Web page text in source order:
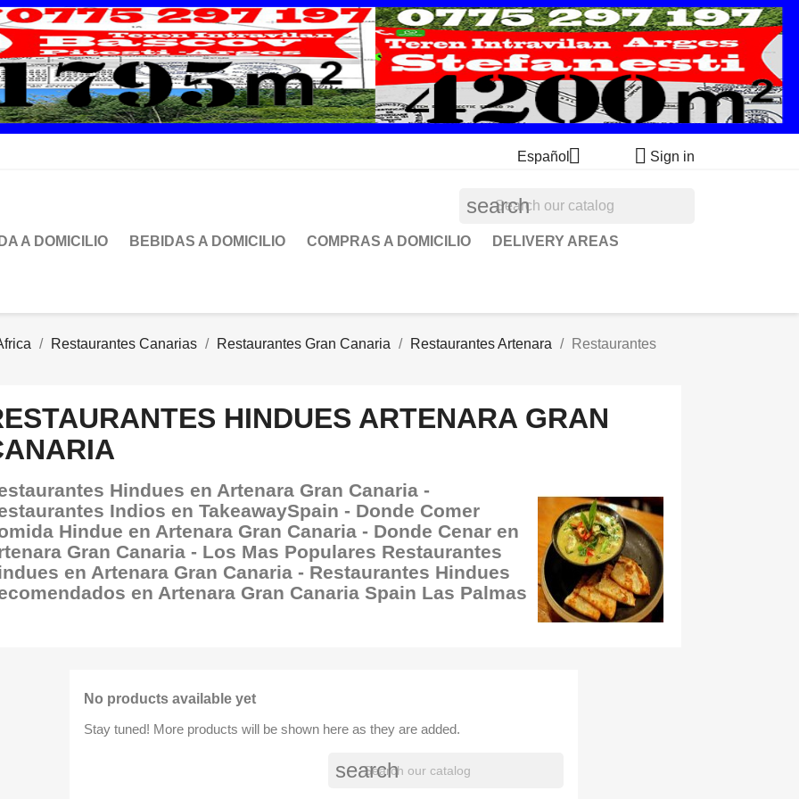
Español  Sign in
search
A DOMICILIO BEBIDAS A DOMICILIO COMPRAS A DOMICILIO DELIVERY AREAS
Restaurantes Canarias Restaurantes Gran Canaria Restaurantes Artenara
Restaurantes
HINDUES ARTENARA GRAN
Hindues en Artenara Gran Canaria -
Indios en TakeawaySpain - Donde Comer
Hindue en Artenara Gran Canaria - Donde Cenar en
Gran Canaria - Los Mas Populares Restaurantes
en Artenara Gran Canaria - Restaurantes Hindues
en Artenara Gran Canaria Spain Las Palmas
No products available yet
Stay tuned! More products will be shown here as they are added.
search